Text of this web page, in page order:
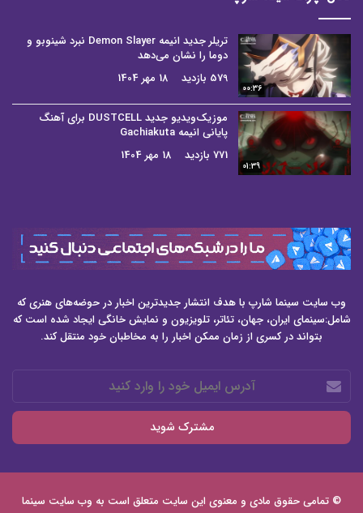
00:36
تریلر جدید انیمه Demon Slayer نبرد شینوبو و
دوما را نشان می‌دهد
579 بازدید
18 مهر 1404
01:39
موزیک‌ویدیو جدید DUSTCELL برای آهنگ
پایانی انیمه Gachiakuta
771 بازدید
18 مهر 1404
وب سایت سینما شارپ با هدف انتشار جدیدترین اخبار در حوضه‌های هنری که
شامل:سینمای ایران، جهان، تئاتر، تلویزیون و نمایش خانگی ایجاد شده است که
بتواند در کسری از زمان ممکن اخبار را به مخاطبان خود منتقل کند.
آدرس
ایمیل
خود
وارد
© تمامی حقوق مادی و معنوی این سایت متعلق است به وب سایت سینما